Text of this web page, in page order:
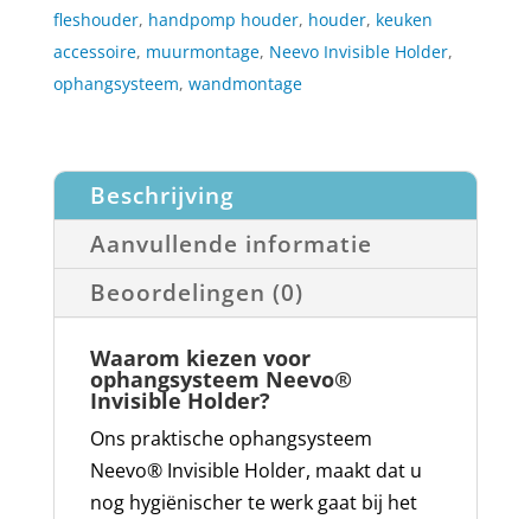
fleshouder, handpomp houder, houder, keuken
accessoire, muurmontage, Neevo Invisible Holder,
ophangsysteem, wandmontage
Beschrijving
Aanvullende informatie
Beoordelingen (0)
Waarom kiezen voor
ophangsysteem Neevo®
Invisible Holder?
Ons praktische ophangsysteem
Neevo® Invisible Holder, maakt dat u
nog hygiënischer te werk gaat bij het